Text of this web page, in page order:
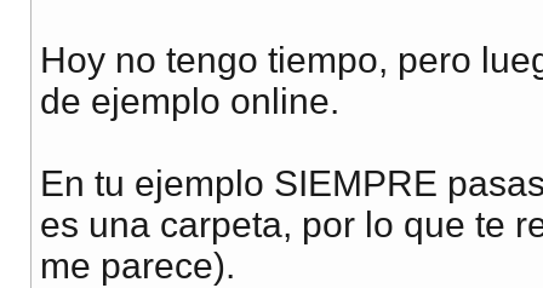
Hoy no tengo tiempo, pero
de ejemplo online.
En tu ejemplo SIEMPRE
es una carpeta, por lo que te
me parece).